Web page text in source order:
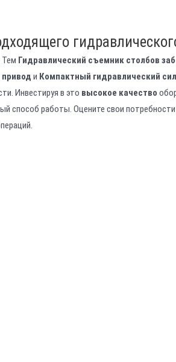
Тем Гидравлический съемник столбов
и Компактный гидравлический
Инвестируя в это высокое качество
способ работы. Оцените свои